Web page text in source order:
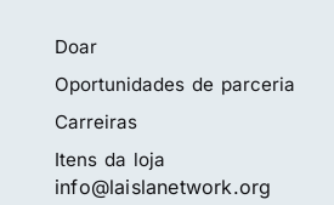
Doar
Oportunidades de parceria
Carreiras
Itens da loja
info@laislanetwork.org